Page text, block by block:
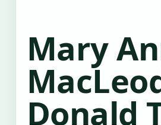
Mary
Donald